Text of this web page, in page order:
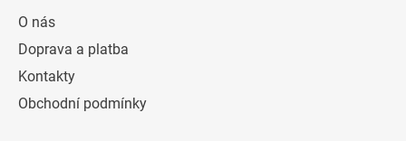
O nás
Doprava a platba
Kontakty
Obchodní podmínky